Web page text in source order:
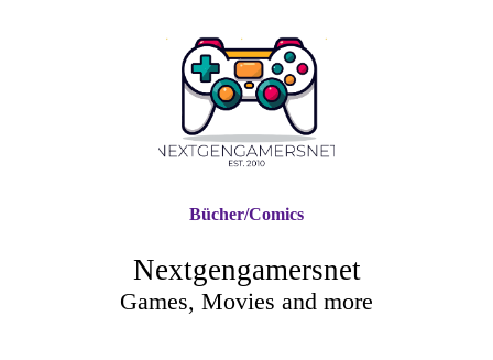
Nextgengamersnet
Games, Movies and more
Bücher/Comics